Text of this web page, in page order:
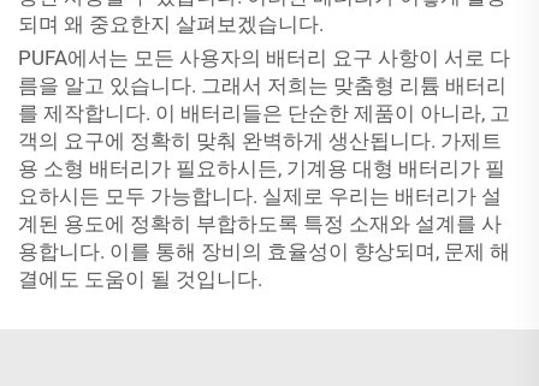
되며 왜 중요한지 살펴보겠습니다.
PUFA에서는 모든 사용자의 배터리 요구 사항이 서로 다
름을 알고 있습니다. 그래서 저희는 맞춤형 리튬 배터리
를 제작합니다. 이 배터리들은 단순한 제품이 아니라, 고
객의 요구에 정확히 맞춰 완벽하게 생산됩니다. 가제트
용 소형 배터리가 필요하시든, 기계용 대형 배터리가 필
요하시든 모두 가능합니다. 실제로 우리는 배터리가 설
계된 용도에 정확히 부합하도록 특정 소재와 설계를 사
용합니다. 이를 통해 장비의 효율성이 향상되며, 문제 해
결에도 도움이 될 것입니다.